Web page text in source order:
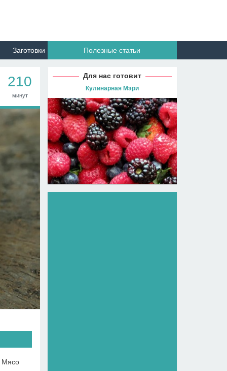
Заготовки Полезные статьи
210
минут
Мясо
Для нас готовит
Кулинарная Мэри